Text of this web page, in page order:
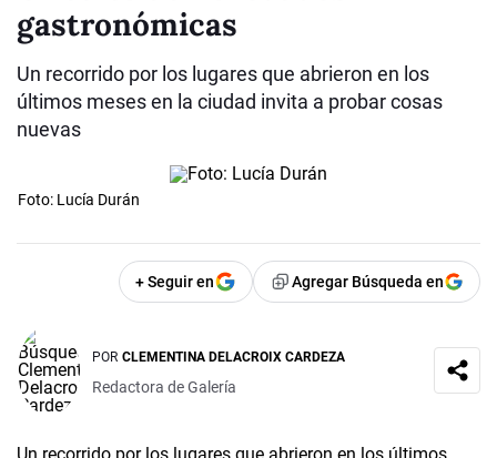
gastronómicas
Un recorrido por los lugares que abrieron en los
últimos meses en la ciudad invita a probar cosas
nuevas
Foto: Lucía Durán
+ Seguir en Agregar Búsqueda en
POR CLEMENTINA DELACROIX CARDEZA
Redactora de Galería